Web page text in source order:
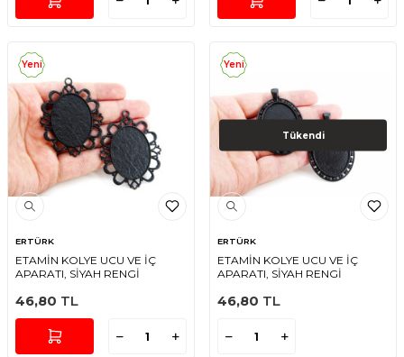
Yeni
ERTÜRK
ETAMİN KOLYE UCU VE İÇ
APARATI, SİYAH RENGİ
46,80 TL
Yeni
Tükendi
ERTÜRK
ETAMİN KOLYE UCU VE İÇ
APARATI, SİYAH RENGİ
46,80 TL